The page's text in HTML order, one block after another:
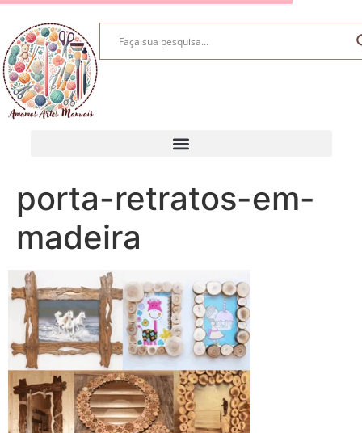
porta-retratos-em-
madeira